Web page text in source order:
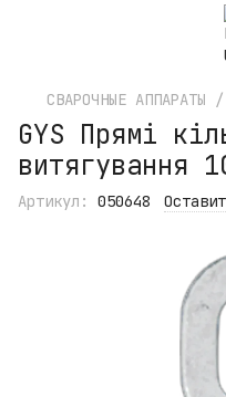
СВАРОЧНЫЕ АППАРАТЫ
GYS Прямі
витягування
Артикул: 050648